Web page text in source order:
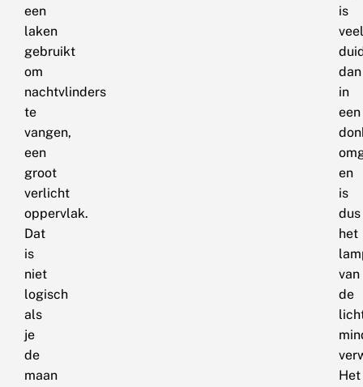
een
laken
gebruikt
om
nachtvlinders
te
vangen,
een
groot
verlicht
oppervlak.
Dat
is
niet
logisch
als
je
de
maan
is
veel
dan
in
een
en
is
dus
het
van
de
Het